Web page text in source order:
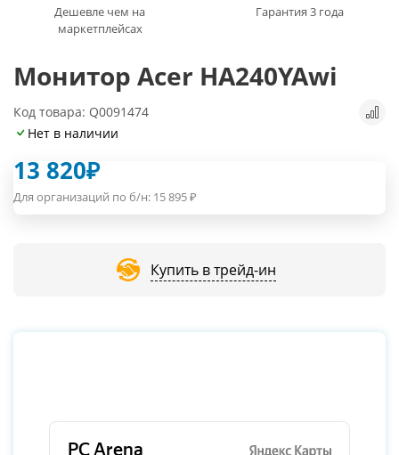
Дешевле чем на
маркетплейсах
Гарантия 3 года
Монитор Acer HA240YAwi
Код товара: Q0091474
Нет в наличии
13 820₽
Для организаций по б/н: 15 895₽
Купить в трейд-ин